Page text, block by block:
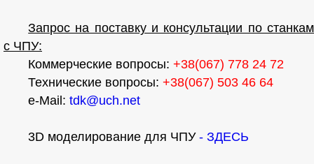
Запрос на поставку и консультации по станкам
с ЧПУ:
Коммерческие вопросы:+38(067) 778 24 72
Технические вопросы:+38(067) 503 46 64
e-Mail:tdk@uch.net
3D моделирование для ЧПУ- ЗДЕСЬ